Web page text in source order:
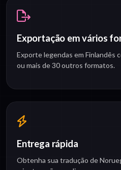
Exportação em vários
Exporte legendas em Finlandês
ou mais de 30 outros formatos.
Entrega rápida
Obtenha sua tradução de